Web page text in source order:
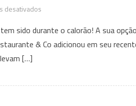
desativados
Restaurante
&
em
sido durante o calorão! A sua opção
& Co adicionou em seu
[…]